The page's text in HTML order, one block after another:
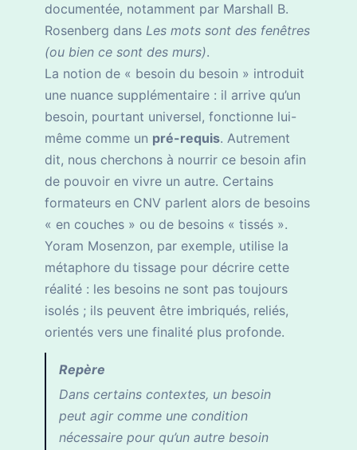
documentée, notamment par Marshall B.
Rosenberg dans Les mots sont des fenêtres
(ou bien ce sont des murs).
La notion de « besoin du besoin » introduit
une nuance supplémentaire : il arrive qu’un
besoin, pourtant universel, fonctionne lui-
même comme un pré-requis. Autrement
dit, nous cherchons à nourrir ce besoin afin
de pouvoir en vivre un autre. Certains
formateurs en CNV parlent alors de besoins
« en couches » ou de besoins « tissés ».
Yoram Mosenzon, par exemple, utilise la
métaphore du tissage pour décrire cette
réalité : les besoins ne sont pas toujours
isolés ; ils peuvent être imbriqués, reliés,
orientés vers une finalité plus profonde.
Repère
Dans certains contextes, un besoin
peut agir comme une condition
nécessaire pour qu’un autre besoin